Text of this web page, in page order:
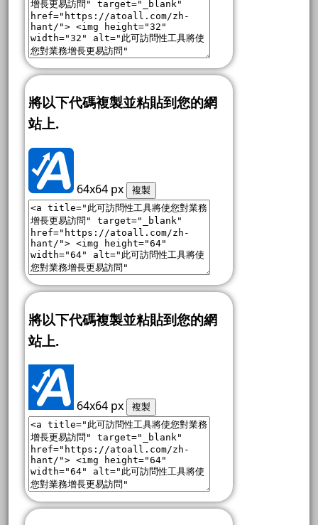
將以下代碼複製並粘貼到您的網
站上.
64x64 px 複製
將以下代碼複製並粘貼到您的網
站上.
64x64 px 複製